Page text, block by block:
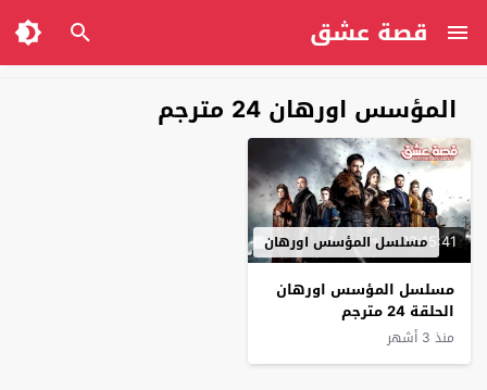
قصة عشق
المؤسس اورهان 24 مترجم
02:15:41مسلسل المؤسس اورهان
مسلسل المؤسس اورهان
الحلقة 24 مترجم
منذ 3 أشهر